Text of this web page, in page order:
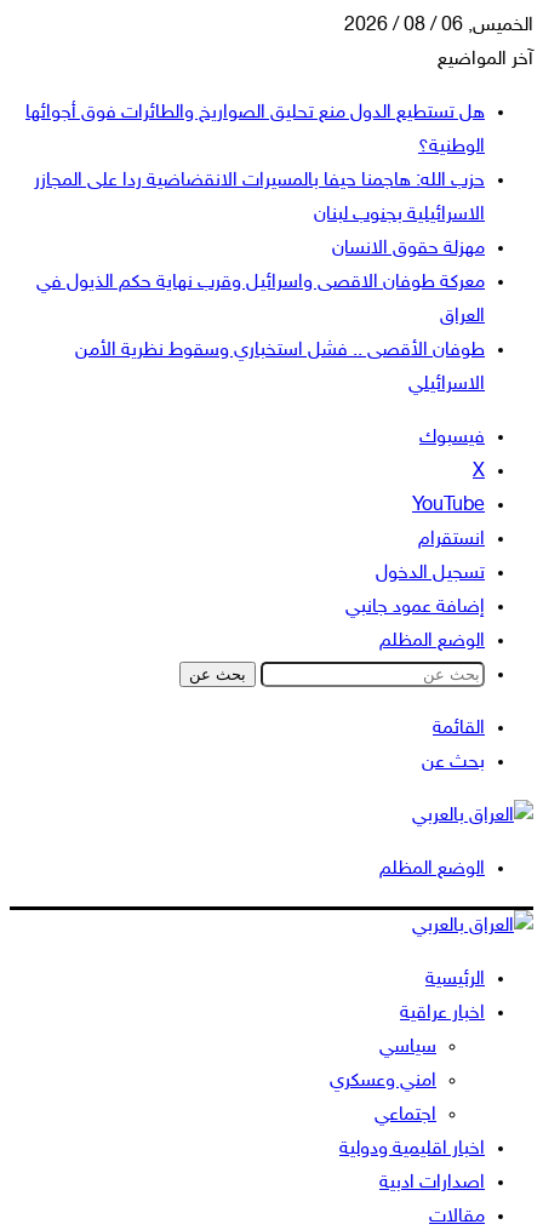
الخميس, 06 / 08 / 2026
آخر المواضيع
هل تستطيع الدول منع تحليق الصواريخ والطائرات فوق أجوائها
الوطنية؟
حزب الله: هاجمنا حيفا بالمسيرات الانقضاضية ردا على المجازر
الاسرائيلية بجنوب لبنان
مهزلة حقوق الانسان
معركة طوفان الاقصى واسرائيل وقرب نهاية حكم الذيول في
العراق
طوفان الأقصى .. فشل استخباري وسقوط نظرية الأمن
الاسرائيلي
فيسبوك
‫X
‫YouTube
انستقرام
تسجيل الدخول
إضافة عمود جانبي
الوضع المظلم
بحث عن
القائمة
بحث عن
الوضع المظلم
الرئيسية
اخبار عراقية
سياسي
امني وعسكري
اجتماعي
اخبار اقليمية ودولية
اصدارات ادبية
مقالات